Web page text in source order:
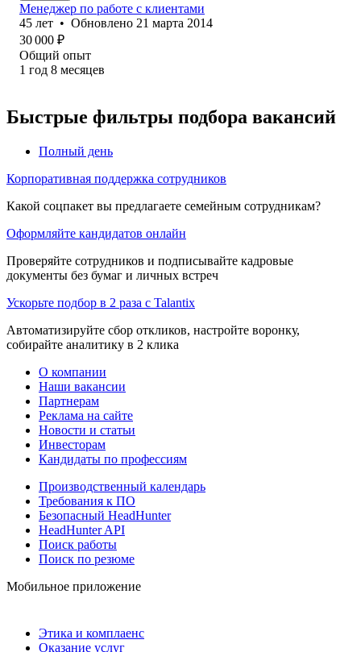
Менеджер по работе с клиентами
45 лет • Обновлено 21 марта 2014
30 000 ₽
Общий опыт
1 год 8 месяцев
Быстрые фильтры подбора вакансий
Полный день
Корпоративная поддержка сотрудников
Какой соцпакет вы предлагаете семейным сотрудникам?
Оформляйте кандидатов онлайн
Проверяйте сотрудников и подписывайте кадровые
документы без бумаг и личных встреч
Ускорьте подбор в 2 раза с Talantix
Автоматизируйте сбор откликов, настройте воронку,
собирайте аналитику в 2 клика
О компании
Наши вакансии
Партнерам
Реклама на сайте
Новости и статьи
Инвесторам
Кандидаты по профессиям
Производственный календарь
Требования к ПО
Безопасный HeadHunter
HeadHunter API
Поиск работы
Поиск по резюме
Мобильное приложение
Этика и комплаенс
Оказание услуг